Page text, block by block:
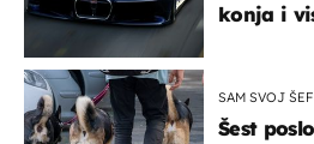
konja i
SAM SVOJ ŠEF
Šest